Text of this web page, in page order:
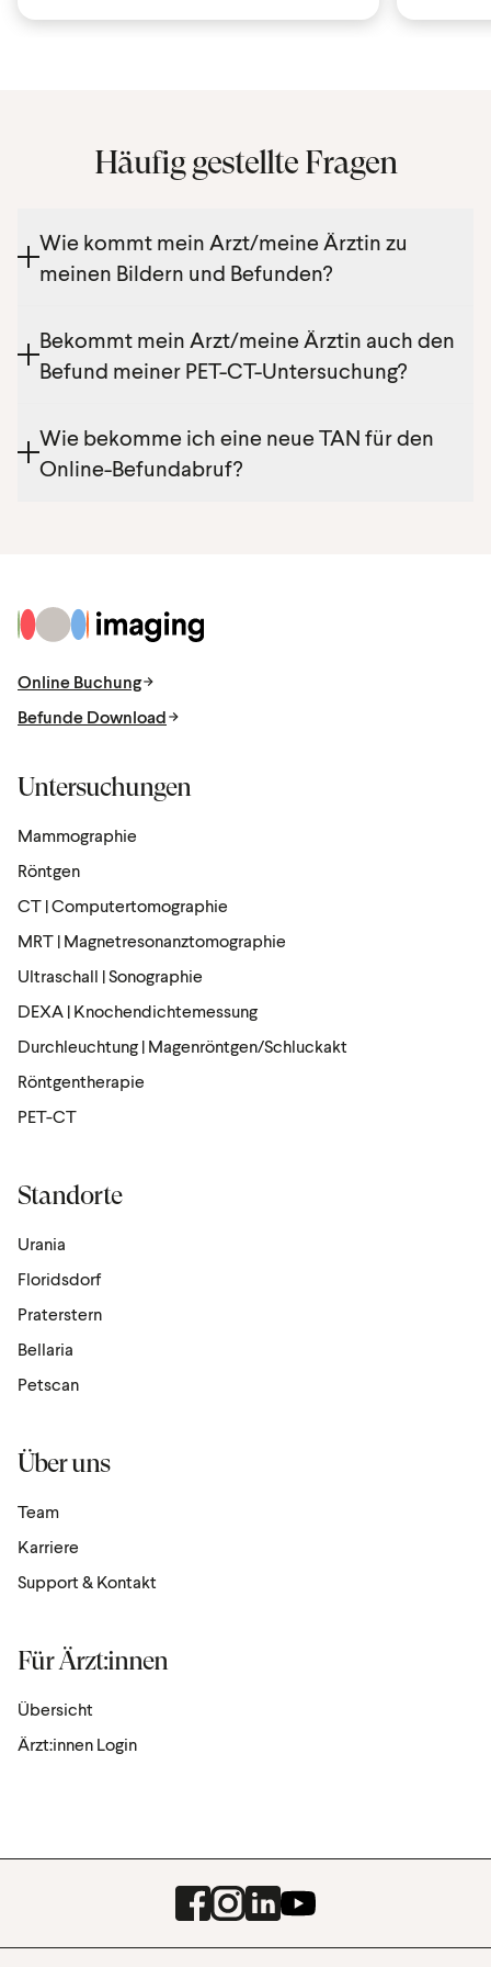
Häufig gestellte Fragen
Wie kommt mein Arzt/meine Ärztin zu
meinen Bildern und Befunden?
Es gibt folgende Varianten, wie Ihr Arzt/Ihre Ärztin zu
Ihren Bildern und Befunden kommt:
1. Medicalnet/DaMe: Befund wird unmittelbar nach
zugestellt
2. Ärzt:innen-Portal auf imaging.at
Bekommt mein Arzt/meine Ärztin auch den
Befund meiner PET-CT-Untersuchung?
erteilt haben, erhält Ihr Arzt/Ihre Ärztin den Befund
per Medicalnet bzw. per Fax.
Wie bekomme ich eine neue TAN für den
Online-Befundabruf?
Zur Startseite
Online Buchung
Befunde Download
Untersuchungen
Mammographie
Röntgen
CT | Computertomographie
MRT | Magnetresonanztomographie
Ultraschall | Sonographie
DEXA | Knochendichtemessung
Durchleuchtung | Magenröntgen/Schluckakt
Röntgen­the­rapie
PET-CT
Standorte
Urania
Floridsdorf
Praterstern
Bellaria
Petscan
Über uns
Team
Karriere
Support & Kontakt
Für Ärzt:innen
Übersicht
Ärzt:innen Login
Facebook
Instagram
LinkedInYoutube